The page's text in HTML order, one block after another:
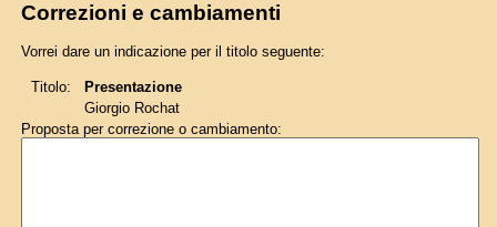
Correzioni e cambiamenti
Vorrei dare un indicazione per il titolo seguente:
Titolo:
Presentazione
Giorgio Rochat
Proposta per correzione o cambiamento: